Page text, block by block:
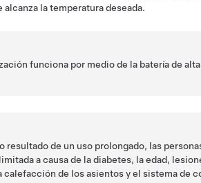
alcanza la temperatura deseada.
funciona por medio de la batería de
resultado de un uso prolongado, las
a causa de la diabetes, la edad,
de los asientos y el sistema de